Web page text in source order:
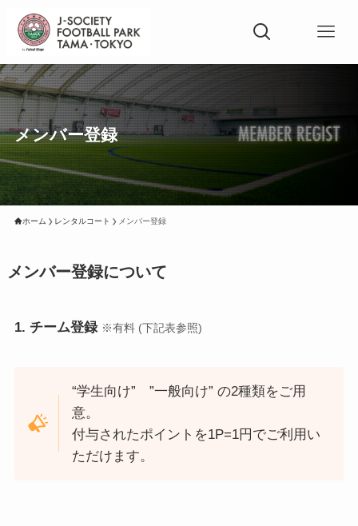
メンバー登録
ホーム レンタルコート メンバー登録
メンバー登録について
1. チーム登録 ※有料 (下記表参照)
“学生向け” ”一般向け” の2種類をご用
意。
付与されたポイントを1P=1円でご利用い
ただけます。